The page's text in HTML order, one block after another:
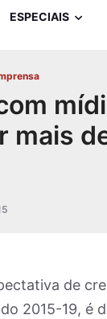
ESPECIAIS
mais
de
2015-19, é